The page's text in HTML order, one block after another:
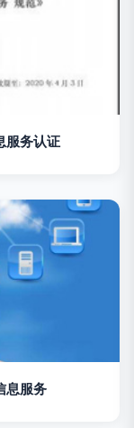
服务认证
息服务